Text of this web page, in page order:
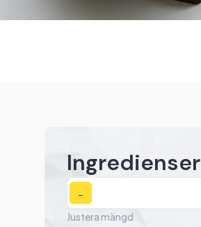
Ingredienser
−
Justera mängd